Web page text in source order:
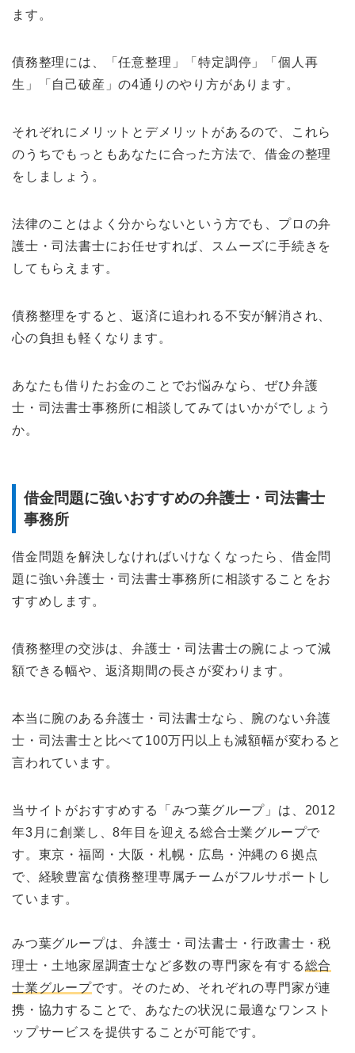
ます。
債務整理には、「任意整理」「特定調停」「個人再
生」「自己破産」の4通りのやり方があります。
それぞれにメリットとデメリットがあるので、これら
のうちでもっともあなたに合った方法で、借金の整理
をしましょう。
法律のことはよく分からないという方でも、プロの弁
護士・司法書士にお任せすれば、スムーズに手続きを
してもらえます。
債務整理をすると、返済に追われる不安が解消され、
心の負担も軽くなります。
あなたも借りたお金のことでお悩みなら、ぜひ弁護
士・司法書士事務所に相談してみてはいかがでしょう
か。
借金問題に強いおすすめの弁護士・司法書士
事務所
借金問題を解決しなければいけなくなったら、借金問
題に強い弁護士・司法書士事務所に相談することをお
すすめします。
債務整理の交渉は、弁護士・司法書士の腕によって減
額できる幅や、返済期間の長さが変わります。
本当に腕のある弁護士・司法書士なら、腕のない弁護
士・司法書士と比べて100万円以上も減額幅が変わると
言われています。
当サイトがおすすめする「みつ葉グループ」は、2012
年3月に創業し、8年目を迎える総合士業グループで
す。東京・福岡・大阪・札幌・広島・沖縄の６拠点
で、経験豊富な債務整理専属チームがフルサポートし
ています。
みつ葉グループは、弁護士・司法書士・行政書士・税
理士・土地家屋調査士など多数の専門家を有する総合
士業グループです。そのため、それぞれの専門家が連
携・協力することで、あなたの状況に最適なワンスト
ップサービスを提供することが可能です。